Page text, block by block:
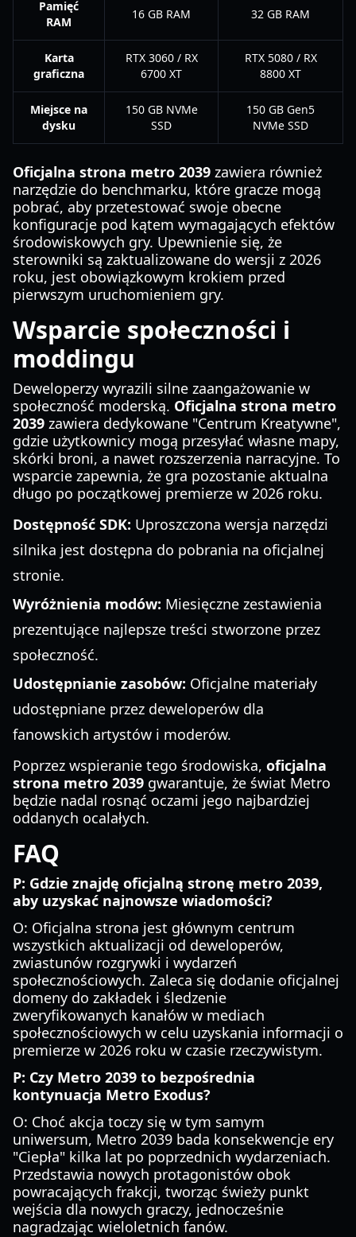
Pamięć
RAM
16 GB RAM 32 GB RAM
Karta
graficzna
RTX 3060 / RX
6700 XT
RTX 5080 / RX
8800 XT
Miejsce na
dysku
150 GB NVMe
SSD
150 GB Gen5
NVMe SSD
Oficjalna strona metro 2039 zawiera również
narzędzie do benchmarku, które gracze mogą
pobrać, aby przetestować swoje obecne
konfiguracje pod kątem wymagających efektów
środowiskowych gry. Upewnienie się, że
sterowniki są zaktualizowane do wersji z 2026
roku, jest obowiązkowym krokiem przed
pierwszym uruchomieniem gry.
Wsparcie społeczności i
moddingu
Deweloperzy wyrazili silne zaangażowanie w
społeczność moderską. Oficjalna strona metro
2039 zawiera dedykowane "Centrum Kreatywne",
gdzie użytkownicy mogą przesyłać własne mapy,
skórki broni, a nawet rozszerzenia narracyjne. To
wsparcie zapewnia, że gra pozostanie aktualna
długo po początkowej premierze w 2026 roku.
Dostępność SDK: Uproszczona wersja narzędzi
silnika jest dostępna do pobrania na oficjalnej
stronie.
Wyróżnienia modów: Miesięczne zestawienia
prezentujące najlepsze treści stworzone przez
społeczność.
Udostępnianie zasobów: Oficjalne materiały
udostępniane przez deweloperów dla
fanowskich artystów i moderów.
Poprzez wspieranie tego środowiska, oficjalna
strona metro 2039 gwarantuje, że świat Metro
będzie nadal rosnąć oczami jego najbardziej
oddanych ocalałych.
FAQ
P: Gdzie znajdę oficjalną stronę metro 2039,
aby uzyskać najnowsze wiadomości?
O: Oficjalna strona jest głównym centrum
wszystkich aktualizacji od deweloperów,
zwiastunów rozgrywki i wydarzeń
społecznościowych. Zaleca się dodanie oficjalnej
domeny do zakładek i śledzenie
zweryfikowanych kanałów w mediach
społecznościowych w celu uzyskania informacji o
premierze w 2026 roku w czasie rzeczywistym.
P: Czy Metro 2039 to bezpośrednia
kontynuacja Metro Exodus?
O: Choć akcja toczy się w tym samym
uniwersum, Metro 2039 bada konsekwencje ery
"Ciepła" kilka lat po poprzednich wydarzeniach.
Przedstawia nowych protagonistów obok
powracających frakcji, tworząc świeży punkt
wejścia dla nowych graczy, jednocześnie
nagradzając wieloletnich fanów.